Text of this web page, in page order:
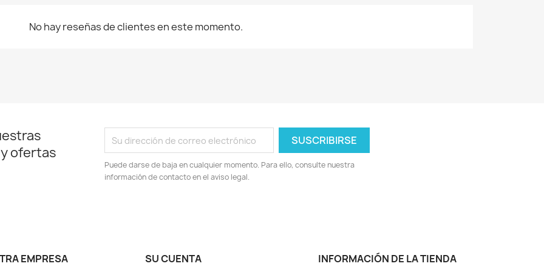
No hay reseñas de clientes en este momento.
ofertas
Puede darse de baja en cualquier momento. Para ello, consulte nuestra
información de contacto en el aviso legal.
EMPRESA SU CUENTA INFORMACIÓN DE LA TIENDA